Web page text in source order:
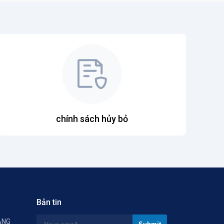
chính sách hủy bỏ
Bản tin